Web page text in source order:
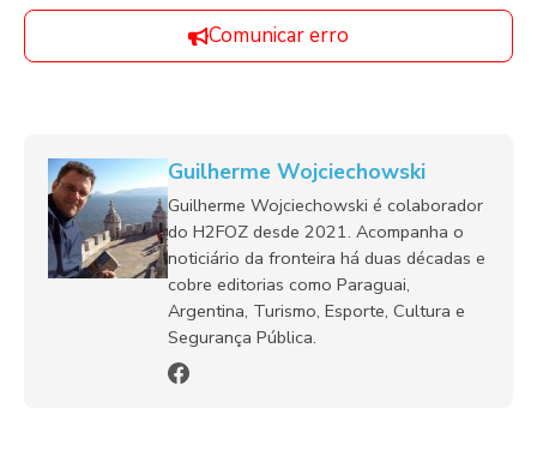
Comunicar erro
Guilherme Wojciechowski
Guilherme Wojciechowski é colaborador
do H2FOZ desde 2021. Acompanha o
noticiário da fronteira há duas décadas e
cobre editorias como Paraguai,
Argentina, Turismo, Esporte, Cultura e
Segurança Pública.